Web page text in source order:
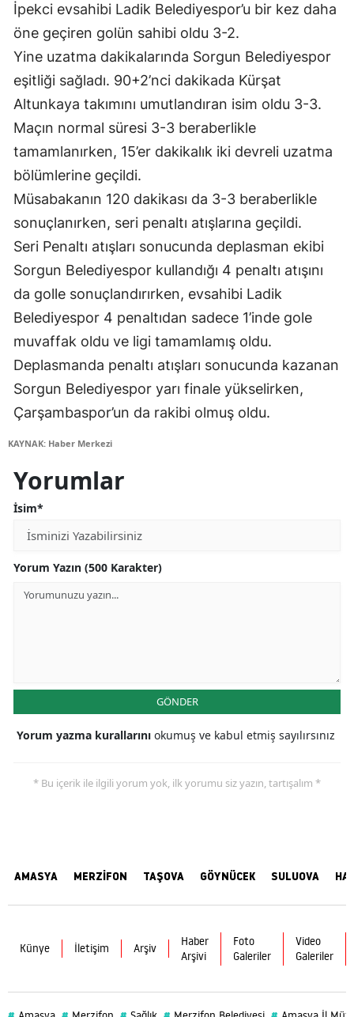
İpekci evsahibi Ladik Belediyespor’u bir kez daha
öne geçiren golün sahibi oldu 3-2.
Yine uzatma dakikalarında Sorgun Belediyespor
eşitliği sağladı. 90+2’nci dakikada Kürşat
Altunkaya takımını umutlandıran isim oldu 3-3.
Maçın normal süresi 3-3 beraberlikle
tamamlanırken, 15’er dakikalık iki devreli uzatma
bölümlerine geçildi.
Müsabakanın 120 dakikası da 3-3 beraberlikle
sonuçlanırken, seri penaltı atışlarına geçildi.
Seri Penaltı atışları sonucunda deplasman ekibi
Sorgun Belediyespor kullandığı 4 penaltı atışını
da golle sonuçlandırırken, evsahibi Ladik
Belediyespor 4 penaltıdan sadece 1’inde gole
muvaffak oldu ve ligi tamamlamış oldu.
Deplasmanda penaltı atışları sonucunda kazanan
Sorgun Belediyespor yarı finale yükselirken,
Çarşambaspor’un da rakibi olmuş oldu.
KAYNAK: Haber Merkezi
Yorumlar
İsim*
Yorum Yazın (500 Karakter)
GÖNDER
Yorum yazma kurallarını okumuş ve kabul etmiş sayılırsınız
* Bu içerik ile ilgili yorum yok, ilk yorumu siz yazın, tartışalım *
AMASYA MERZİFON TAŞOVA GÖYNÜCEK SULUOVA
Künye İletişim Arşiv
Haber
Arşivi
Foto
Galeriler
Video
Galeriler